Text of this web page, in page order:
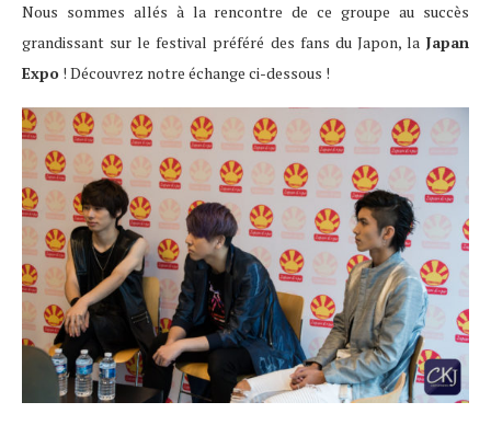
Nous sommes allés à la rencontre de ce groupe au succès
grandissant sur le festival préféré des fans du Japon, la Japan
Expo ! Découvrez notre échange ci-dessous !